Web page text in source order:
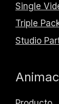
Single
Triple
Studio